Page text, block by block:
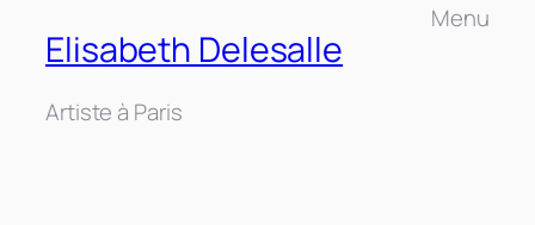
Elisabeth Delesalle
Artiste à Paris
Menu